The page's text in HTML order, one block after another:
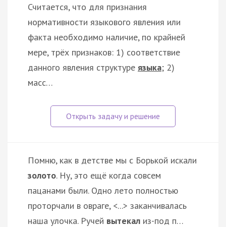
Считается, что для признания
нормативности языкового явления или
факта необходимо наличие, по крайней
мере, трёх признаков: 1) соответствие
данного явления структуре языка; 2)
масс…
Помню, как в детстве мы с Борькой искали
золото. Ну, это ещё когда совсем
пацанами были. Одно лето полностью
проторчали в овраге, <...> заканчивалась
наша улочка. Ручей вытекал из-под п…